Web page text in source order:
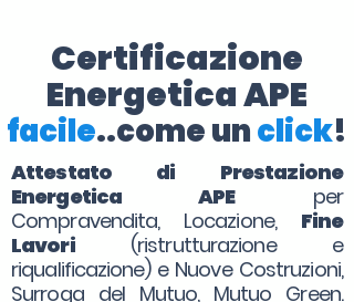
Certificazione
Energetica APE
facile..come unclick!
Attestato di Prestazione
Energetica APEper
Compravendita, Locazione, Fine
Lavori(ristrutturazione e
riqualificazione) e Nuove Costruzioni,
Surroga del Mutuo, Mutuo Green.